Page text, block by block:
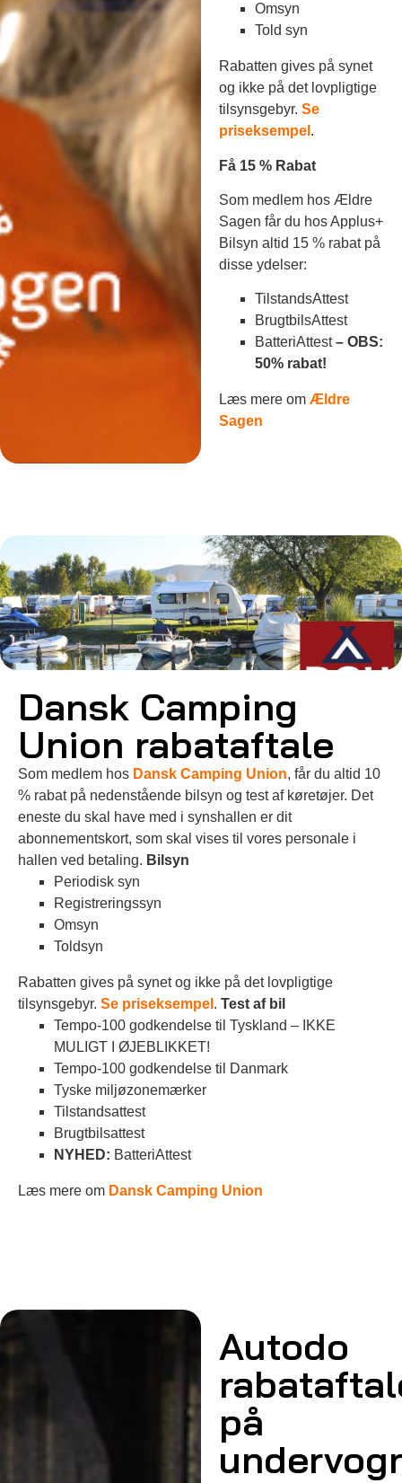
Omsyn
Told syn
Rabatten gives på synet
og ikke på det lovpligtige
tilsynsgebyr. Se
priseksempel .
Få 15 % Rabat
Som medlem hos Ældre
Sagen får du hos Applus+
Bilsyn altid 15 % rabat på
disse ydelser:
TilstandsAttest
BrugtbilsAttest
BatteriAttest– OBS:
50% rabat!
Læs mere om Ældre
Sagen
Dansk Camping
Union rabataftale
Som medlem hos Dansk Camping Union, får du altid 10
% rabat på nedenstående bilsyn og test af køretøjer. Det
eneste du skal have med i synshallen er dit
abonnementskort, som skal vises til vores personale i
hallen ved betaling. Bilsyn
Periodisk syn
Registreringssyn
Omsyn
Toldsyn
Rabatten gives på synet og ikke på det lovpligtige
tilsynsgebyr. Se priseksempel . Test af bil
Tempo-100 godkendelse til Tyskland – IKKE
MULIGT I ØJEBLIKKET!
Tempo-100 godkendelse til Danmark
Tyske miljøzonemærker
Tilstandsattest
Brugtbilsattest
NYHED: BatteriAttest
Læs mere om Dansk Camping Union
Autodo
på